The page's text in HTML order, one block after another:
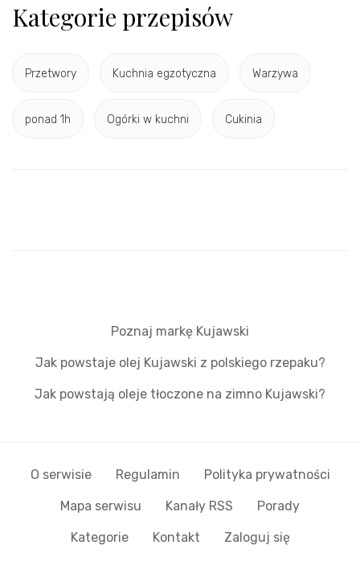
Kategorie przepisów
Przetwory Kuchnia egzotyczna Warzywa
ponad 1h Ogórki w kuchni Cukinia
Poznaj markę Kujawski
Jak powstaje olej Kujawski z polskiego rzepaku?
Jak powstają oleje tłoczone na zimno Kujawski?
O serwisie Regulamin Polityka prywatności
Mapa serwisu Kanały RSS Porady
Kategorie Kontakt Zaloguj się